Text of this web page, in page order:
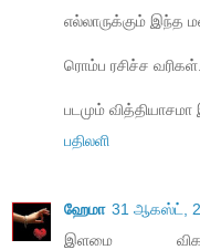
எல்லாருக்கும் இந்த
ரொம்ப ரசிச்ச வரிகள்.
படமும் வித்தியாசமா
பதிலளி
ஹேமா 31 ஆகஸ்ட்,
இளமை